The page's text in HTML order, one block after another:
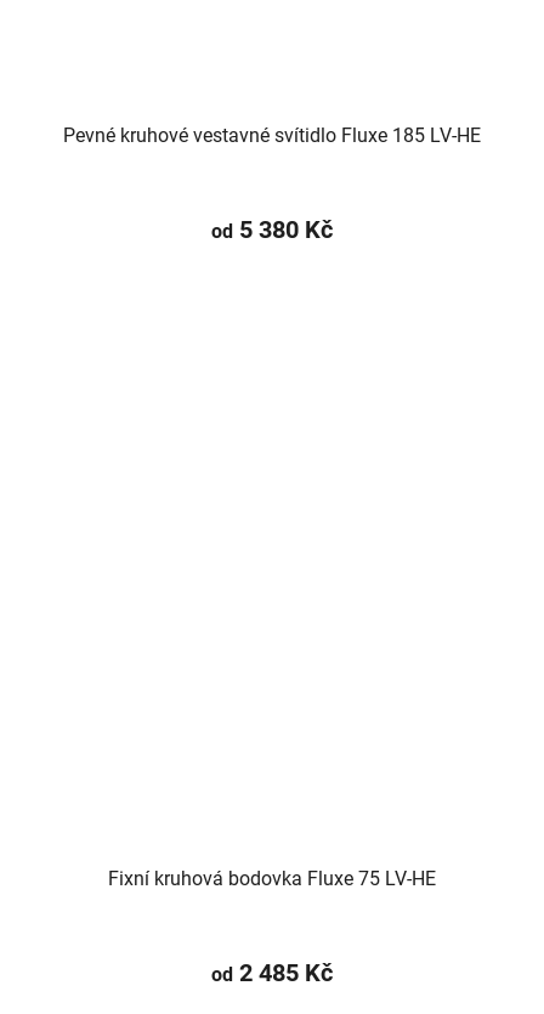
Pevné kruhové vestavné svítidlo Fluxe 185 LV-HE
od 5 380 Kč
Fixní kruhová bodovka Fluxe 75 LV-HE
od 2 485 Kč